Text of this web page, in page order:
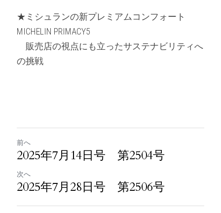
★ミシュランの新プレミアムコンフォート
MICHELIN PRIMACY5
販売店の視点にも立ったサステナビリティへ
の挑戦
前へ
2025年7月14日号 第2504号
次へ
2025年7月28日号 第2506号